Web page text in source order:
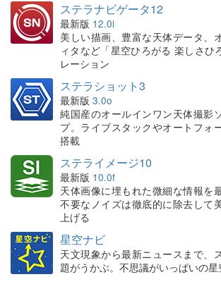
ステラナビゲータ12
最新版 12.0i
美しい描画、豊富な天体データ、
ィタなど「星空ひろがる 楽しさひ
レーション
ステラショット3
最新版 3.0o
純国産のオールインワン天体撮影
プ。ライブスタックやオートフォ
搭載
ステライメージ10
最新版 10.0f
天体画像に埋もれた微細な情報を
不要なノイズは徹底的に除去して
上げる
星空ナビ
天文現象から最新ニュースまで、
題がうかぶ。不思議がいっぱいの星